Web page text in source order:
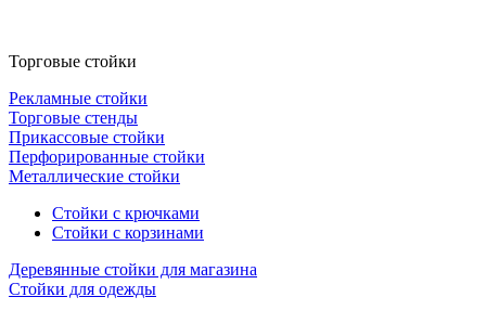
Торговые стойки
Рекламные стойки
Торговые стенды
Прикассовые стойки
Перфорированные стойки
Металлические стойки
Стойки с крючками
Стойки с корзинами
Деревянные стойки для магазина
Стойки для одежды